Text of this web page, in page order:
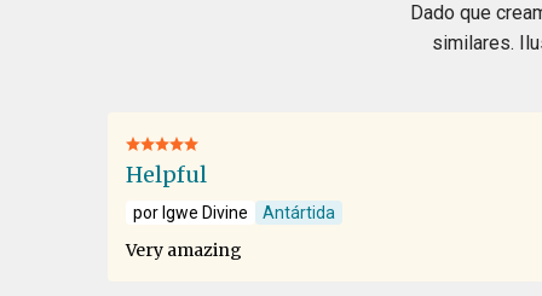
Dado que
similares.
Helpful
por Igwe Divine Antártida
Very amazing